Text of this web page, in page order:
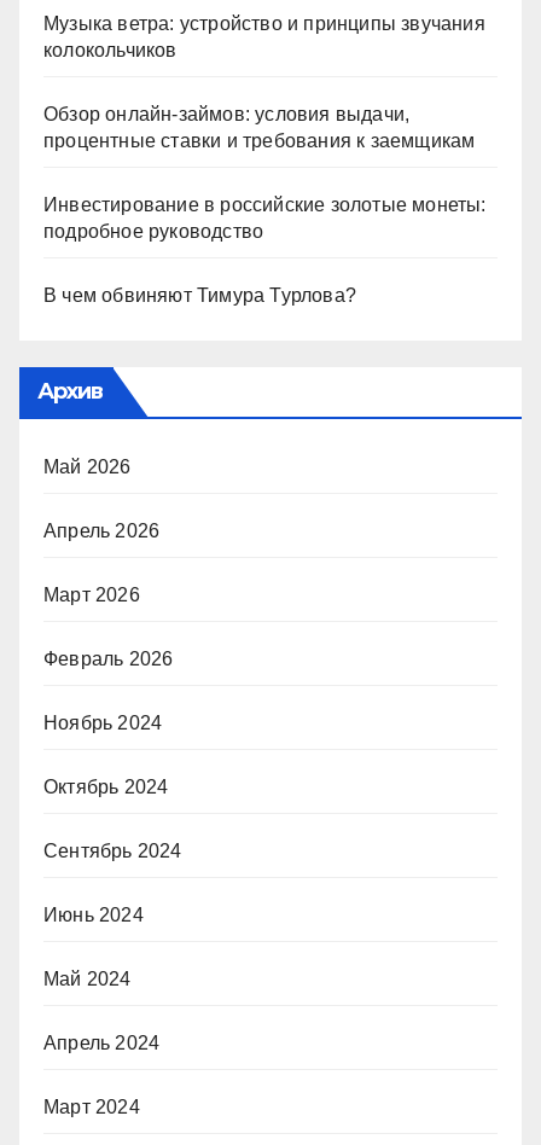
Музыка ветра: устройство и принципы звучания
колокольчиков
Обзор онлайн-займов: условия выдачи,
процентные ставки и требования к заемщикам
Инвестирование в российские золотые монеты:
подробное руководство
В чем обвиняют Тимура Турлова?
Архив
Май 2026
Апрель 2026
Март 2026
Февраль 2026
Ноябрь 2024
Октябрь 2024
Сентябрь 2024
Июнь 2024
Май 2024
Апрель 2024
Март 2024